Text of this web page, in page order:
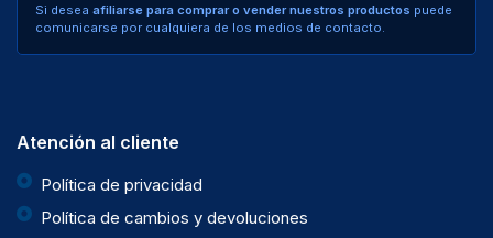
Si desea afiliarse para comprar o vender nuestros productos puede
comunicarse por cualquiera de los medios de contacto.
Atención al cliente
Política de privacidad
Política de cambios y devoluciones